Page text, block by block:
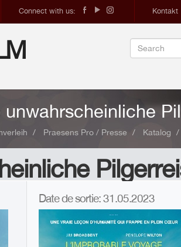
Kontakt
Connect with us:
unwahrscheinliche
Praesens Pro / Presse Katalog
Date de sortie: 31.05.2023